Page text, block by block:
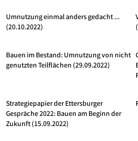
Umnutzung einmal anders gedacht …
(20.10.2022)
Bauen im Bestand: Umnutzung von nicht
genutzten Teilflächen (29.09.2022)
Strategiepapier der Ettersburger
Gespräche 2022: Bauen am Beginn der
Zukunft (15.09.2022)